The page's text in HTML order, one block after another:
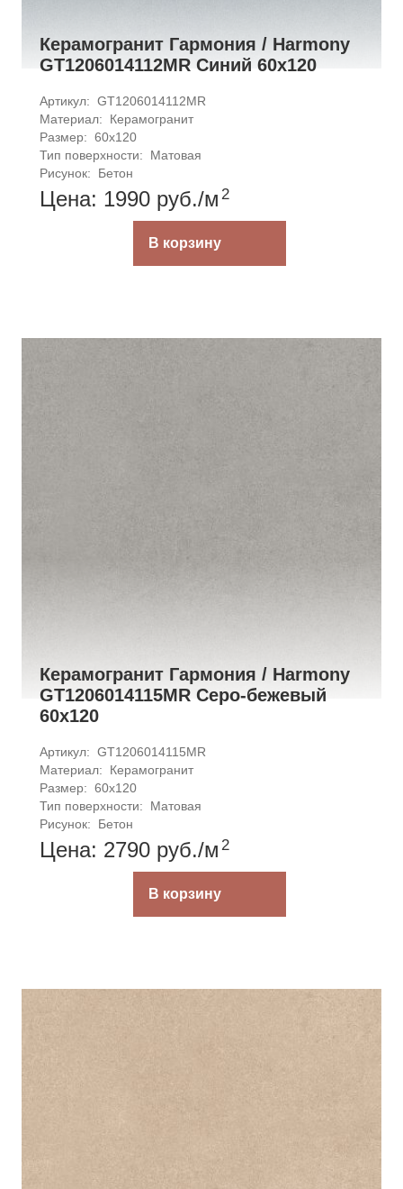
Керамогранит Гармония / Harmony
GT1206014112MR Синий 60x120
Артикул: GT1206014112MR
Материал:
Керамогранит
Размер: 60x120
Тип поверхности:
Матовая
Рисунок:
Бетон
Цена: 1990 руб./м 2
В корзину
Керамогранит Гармония / Harmony
GT1206014115MR Серо-бежевый
60x120
Артикул: GT1206014115MR
Материал:
Керамогранит
Размер: 60x120
Тип поверхности:
Матовая
Рисунок:
Бетон
Цена: 2790 руб./м 2
В корзину